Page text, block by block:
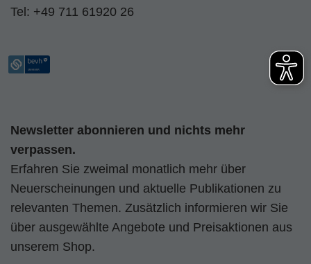
Tel: +49 711 61920 26
Newsletter abonnieren und nichts mehr
verpassen.
Erfahren Sie zweimal monatlich mehr über
Neuerscheinungen und aktuelle Publikationen zu
relevanten Themen. Zusätzlich informieren wir Sie
über ausgewählte Angebote und Preisaktionen aus
unserem Shop.